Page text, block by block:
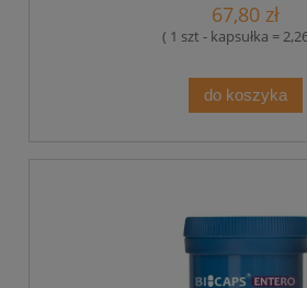
67,80 zł
( 1 szt - kapsułka =
do koszyka